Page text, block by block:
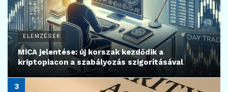
ELEMZÉSEK
MiCA jelentése: új korszak kezdődik a
kriptopiacon a szabályozás szigorításával